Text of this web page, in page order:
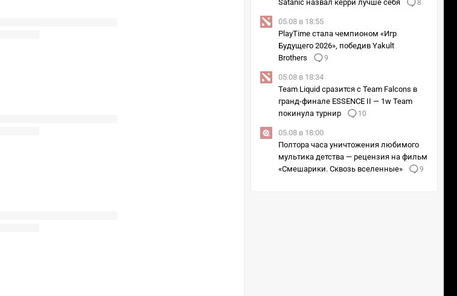
Satanic назвал керри лучше себя
8
05.08 в 18:55
PlayTime стала чемпионом «Игр
Будущего 2026», победив Yakult
Brothers
9
05.08 в 18:34
Team Liquid сразится с Team Falcons в
гранд-финале ESSENCE II — 1w Team
покинула турнир
10
05.08 в 18:00
Полтора часа уничтожения любимого
мультика детства — рецензия на фильм
«Смешарики. Сквозь вселенные»
9